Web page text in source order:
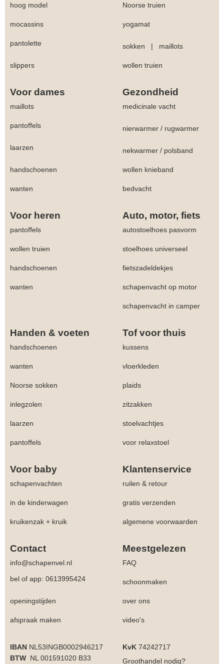
hoog model Noorse truien
mocassins yogamat
pantolette sokken | maillots
slippers wollen truien
Voor dames Gezondheid
maillots medicinale vacht
pantoffels nierwarmer / rugwarmer
laarzen nekwarmer / polsband
handschoenen wollen knieband
wanten bedvacht
Voor heren Auto, motor, fiets
pantoffels autostoelhoes pasvorm
wollen truien stoelhoes universeel
handschoenen fietszadeldekjes
wanten schapenvacht op motor
schapenvacht in camper
Handen & voeten Tof voor thuis
handschoenen kussens
wanten vloerkleden
Noorse sokken plaids
inlegzolen zitzakken
laarzen stoelvachtjes
pantoffels voor relaxstoel
Voor baby Klantenservice
schapenvachten ruilen & retour
in de kinderwagen gratis verzenden
kruikenzak + kruik algemene voorwaarden
Contact Meestgelezen
info@schapenvel.nl
FAQ
bel of app: 0613995424
schoonmaken
openingstijden over ons
afspraak maken video's
IBAN NL53INGB0002946217 KvK 74242717
BTW NL 001591020 B33 Groothandel nodig?